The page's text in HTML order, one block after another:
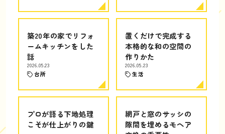
築20年の家でリフォ
ームキッチンをした
話
2026.05.23
台所
置くだけで完成する
本格的な和の空間の
作りかた
2026.05.23
生活
プロが語る下地処理
こそが仕上がりの鍵
網戸と窓のサッシの
隙間を埋めるモヘア